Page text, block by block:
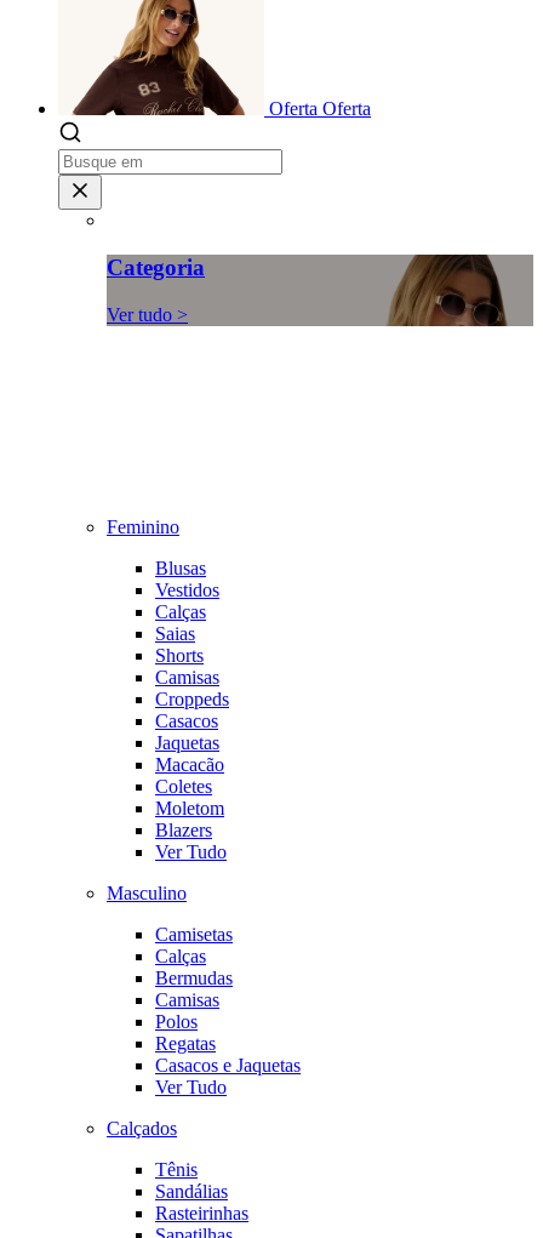
Oferta Oferta
Categoria
Ver tudo >
Feminino
Blusas
Vestidos
Calças
Saias
Shorts
Camisas
Croppeds
Casacos
Jaquetas
Macacão
Coletes
Moletom
Blazers
Ver Tudo
Masculino
Camisetas
Calças
Bermudas
Camisas
Polos
Regatas
Casacos e Jaquetas
Ver Tudo
Calçados
Tênis
Sandálias
Rasteirinhas